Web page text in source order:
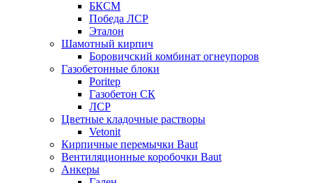
БКСМ
Победа ЛСР
Эталон
Шамотный кирпич
Боровичский комбинат огнеупоров
Газобетонные блоки
Poritep
Газобетон СК
ЛСР
Цветные кладочные растворы
Vetonit
Кирпичные перемычки Baut
Вентиляционные коробочки Baut
Анкеры